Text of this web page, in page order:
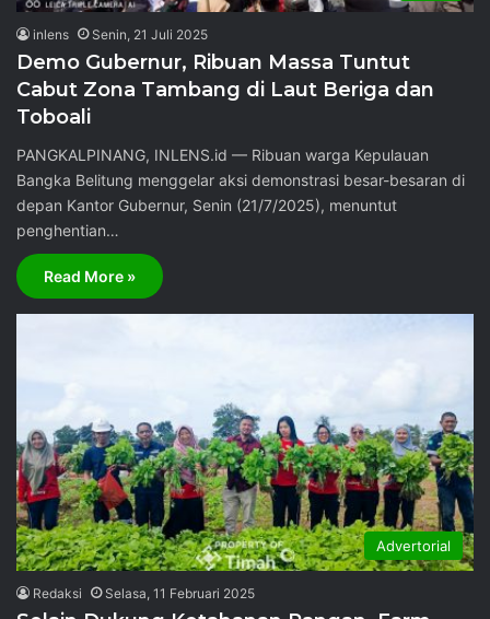
inlens Senin, 21 Juli 2025
Demo Gubernur, Ribuan Massa Tuntut
Cabut Zona Tambang di Laut Beriga dan
Toboali
PANGKALPINANG, INLENS.id — Ribuan warga Kepulauan
Bangka Belitung menggelar aksi demonstrasi besar-besaran di
depan Kantor Gubernur, Senin (21/7/2025), menuntut
penghentian…
Read More »
Advertorial
Redaksi Selasa, 11 Februari 2025